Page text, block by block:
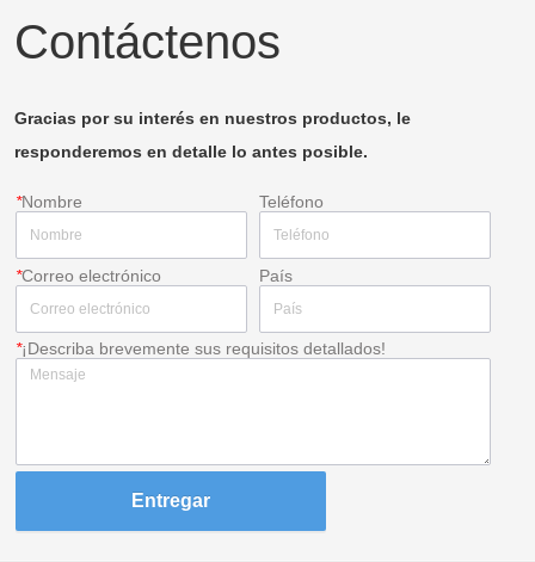
Contáctenos
Gracias por su interés en nuestros productos, le
responderemos en detalle lo antes posible.
*Nombre Teléfono
*Correo electrónico País
*¡Describa brevemente sus requisitos detallados!
Entregar